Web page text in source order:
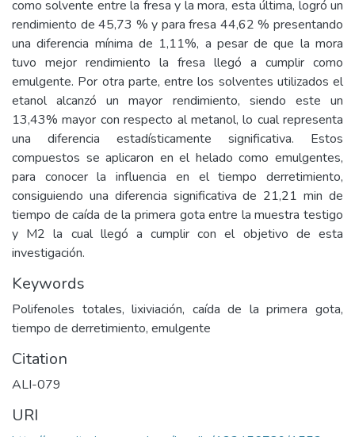
como solvente entre la fresa y la mora, esta última, logró un
rendimiento de 45,73 % y para fresa 44,62 % presentando
una diferencia mínima de 1,11%, a pesar de que la mora
tuvo mejor rendimiento la fresa llegó a cumplir como
emulgente. Por otra parte, entre los solventes utilizados el
etanol alcanzó un mayor rendimiento, siendo este un
13,43% mayor con respecto al metanol, lo cual representa
una diferencia estadísticamente significativa. Estos
compuestos se aplicaron en el helado como emulgentes,
para conocer la influencia en el tiempo derretimiento,
consiguiendo una diferencia significativa de 21,21 min de
tiempo de caída de la primera gota entre la muestra testigo
y M2 la cual llegó a cumplir con el objetivo de esta
investigación.
Keywords
Polifenoles totales, lixiviación, caída de la primera gota,
tiempo de derretimiento, emulgente
Citation
ALI-079
URI